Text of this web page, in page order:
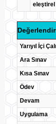
eleştirel
Yarıyıl İçi
Ara Sınav
Kısa Sınav
Ödev
Devam
Uygulama